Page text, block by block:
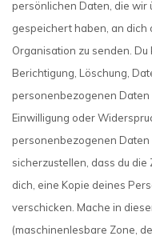
persönlichen Daten, die wir
gespeichert haben, an
Organisation zu senden.
Berichtigung, Löschung,
personenbezogenen
Einwilligung oder
personenbezogenen Daten
sicherzustellen, dass du
dich, eine Kopie deines
verschicken. Mache in
(maschinenlesbare Zone,